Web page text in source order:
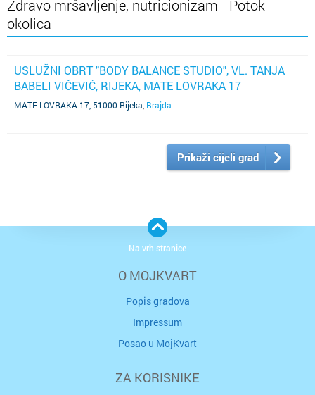
Zdravo mršavljenje, nutricionizam - Potok -
okolica
USLUŽNI OBRT "BODY BALANCE STUDIO", VL. TANJA
BABELI VIČEVIĆ, RIJEKA, MATE LOVRAKA 17
MATE LOVRAKA 17, 51000 Rijeka Brajda
Prikaži cijeli grad
O MOJKVART
Popis gradova
Impressum
Posao u MojKvart
ZA KORISNIKE
Na vrh stranice